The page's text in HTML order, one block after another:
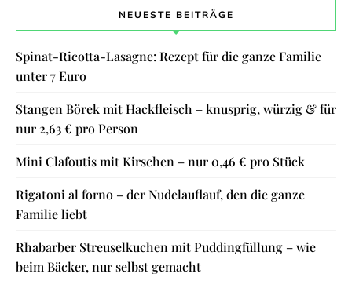
NEUESTE BEITRÄGE
Spinat-Ricotta-Lasagne: Rezept für die ganze Familie
unter 7 Euro
Stangen Börek mit Hackfleisch – knusprig, würzig & für
nur 2,63 € pro Person
Mini Clafoutis mit Kirschen – nur 0,46 € pro Stück
Rigatoni al forno – der Nudelauflauf, den die ganze
Familie liebt
Rhabarber Streuselkuchen mit Puddingfüllung – wie
beim Bäcker, nur selbst gemacht